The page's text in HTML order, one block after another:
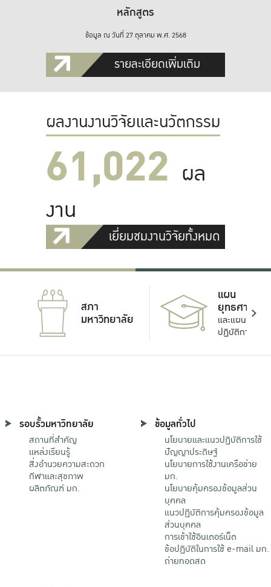
หลักสูตร
ข้อมูล ณ วันที่ 27 ตุลาคม พ.ศ. 2568
รายละเอียดเพิ่มเติม
ผลงานงานวิจัยและนวัตกรรม
61,022 ผล
งาน
เยี่ยมชมงานวิจัยทั้งหมด
สภา
มหาวิทยาลัย
แผน
ยุทธศาสตร์
และแผน
ปฏิบัติการ
รอบรั้วมหาวิทยาลัย
สถานที่สำคัญ
แหล่งเรียนรู้
สิ่งอำนวยความสะดวก
กีฬาและสุขภาพ
ผลิตภัณฑ์ มก.
ข้อมูลทั่วไป
นโยบายและแนวปฏิบัติการใช้
ปัญญาประดิษฐ์
นโยบายการใช้งานเครือข่าย
มก.
นโยบายคุ้มครองข้อมูลส่วน
บุคคล
แนวปฏิบัติการคุ้มครองข้อมูล
ส่วนบุคคล
การเข้าใช้อินเตอร์เน็ต
ข้อปฏิบัติในการใช้ e-mail มก.
ถ่ายทอดสด